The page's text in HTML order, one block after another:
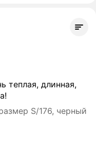
теплая, длинная,
S/176, черный